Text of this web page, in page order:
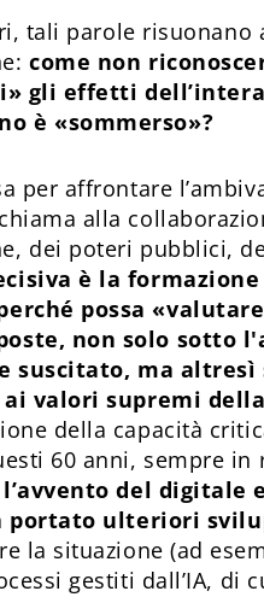
tali parole risuonano
come non
gli effetti
è «sommerso»?
per affrontare
alla
dei poteri pubblici,
è la
possa
non solo sotto
suscitato, ma
valori supremi
della capacità
60 anni, sempre in
l’avvento del digitale
ulteriori
la situazione (ad
gestiti dall’IA, di